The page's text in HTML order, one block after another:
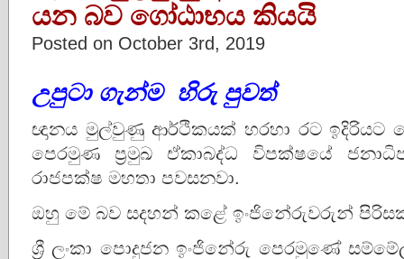
යන බව ගෝඨාභය කියයි
Posted on October 3rd, 2019
උපුටා ගැන්ම හිරු පුවත්
ඥානය මුල්වුණු ආර්ථිකයක් හරහා රට ඉදිරියට
පෙරමුණ ප්‍රමුඛ ඒකාබද්ධ විපක්ෂයේ
රාජපක්ෂ මහතා පවසනවා.
ඔහු මේ බව සදහන් කළේ ඉංජිනේරුවරුන් පිරිසක්
ශ්‍රී ලංකා පොදුජන ඉංජිනේරු පෙරමුණේ